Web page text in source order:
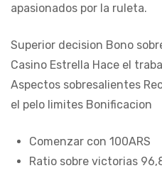
apasionados por la ruleta.
Superior decision Bono
Casino Estrella Hace el
Aspectos sobresalientes
el pelo limites Bonificacion
Comenzar con 100ARS
Ratio sobre victorias